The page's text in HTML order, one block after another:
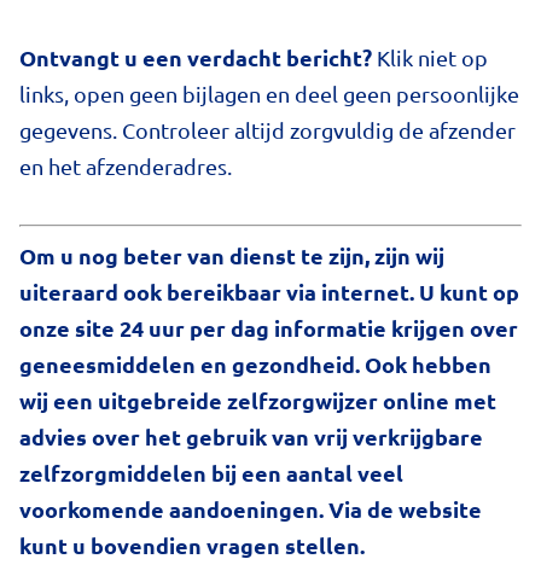
Ontvangt u een verdacht bericht? Klik niet op
links, open geen bijlagen en deel geen persoonlijke
gegevens. Controleer altijd zorgvuldig de afzender
en het afzenderadres.
Om u nog beter van dienst te zijn, zijn wij
uiteraard ook bereikbaar via internet. U kunt op
onze site 24 uur per dag informatie krijgen over
geneesmiddelen en gezondheid. Ook hebben
wij een uitgebreide zelfzorgwijzer online met
advies over het gebruik van vrij verkrijgbare
zelfzorgmiddelen bij een aantal veel
voorkomende aandoeningen. Via de website
kunt u bovendien vragen stellen.